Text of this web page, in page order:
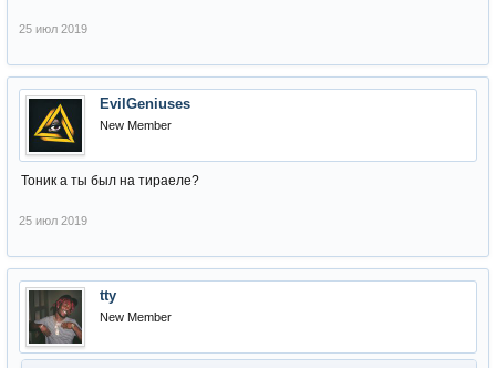
25 июл 2019
EvilGeniuses
New Member
Тоник а ты был на тираеле?
25 июл 2019
tty
New Member